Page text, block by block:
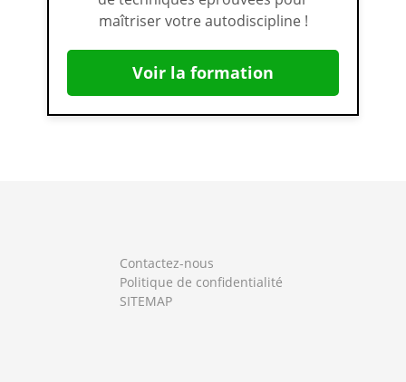
maîtriser votre autodiscipline !
Voir la formation
Contactez-nous
Politique de confidentialité
SITEMAP